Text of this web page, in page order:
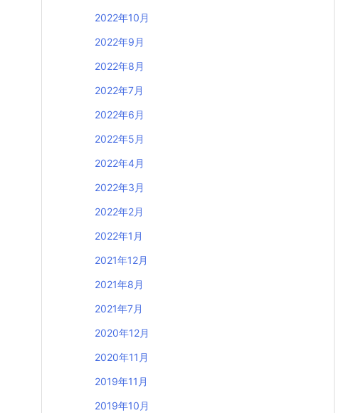
2022年10月
2022年9月
2022年8月
2022年7月
2022年6月
2022年5月
2022年4月
2022年3月
2022年2月
2022年1月
2021年12月
2021年8月
2021年7月
2020年12月
2020年11月
2019年11月
2019年10月